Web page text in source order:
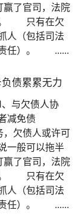
了官司，法院
。 只有在欠
人（包括司法
责任）。 ......
债累累无力
与欠债人协
减免债
欠债人或许可
一般可以拖半
了官司，法院
。 只有在欠
人（包括司法
责任）。 ......